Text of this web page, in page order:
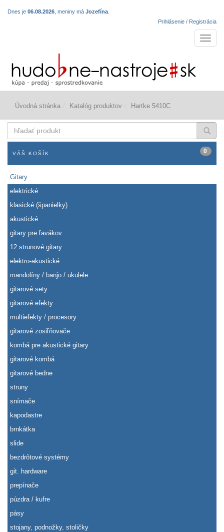
Dnes je 06.08.2026 , meniny má Jozefína
Prihlásenie / Registrácia
Úvodná stránka Katalóg produktov Hartke 5410C
produkt
VÁŠ KOŠÍK 0
Gitary
elektrické
klasické (španielky)
akustické
gitary pre ľavákov
12 strunové gitary
elektro-akustické
mandolíny / banjo / ukulele
gitarové sety
gitarové efekty
multiefekty / procesory
gitarové zosiľňovače
kombá pre akustické gitary
gitarové kombá
gitarové bedne
struny
snímače
kapodastre
brnkátka
slide
bezdrôtové systémy
git. hardware
prepínače
púzdra / kufre
pásy
stojany, podnožky, stoličky